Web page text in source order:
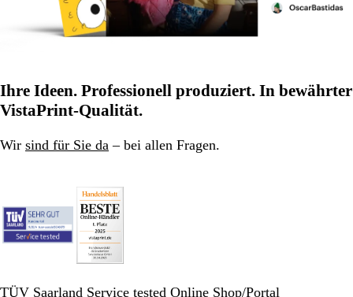
Ihre Ideen. Professionell produziert. In bewährter
VistaPrint-Qualität.
Wir sind für Sie da – bei allen Fragen.
TÜV Saarland Service tested Online Shop/Portal